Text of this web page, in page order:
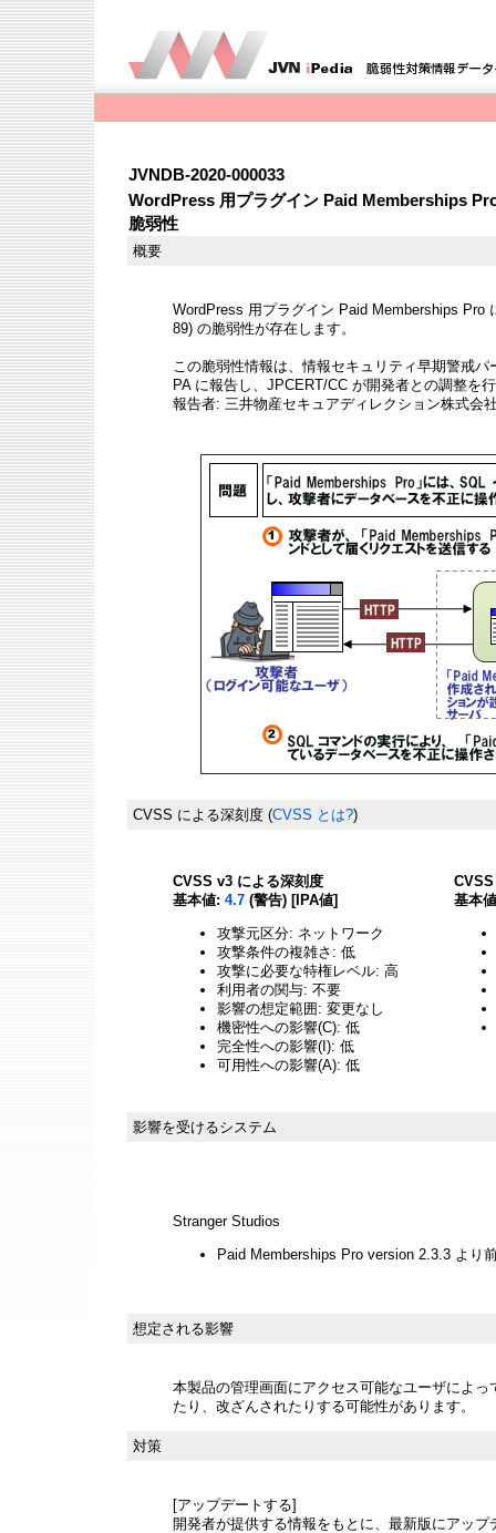
JVNDB-2020-000033
WordPress 用プラグイン Paid Memberships
脆弱性
概要
WordPress 用プラグイン Paid Memberships Pro
89) の脆弱性が存在します。
この脆弱性情報は、情報セキュリティ早期警戒
PA に報告し、JPCERT/CC が開発者との調整を
報告者: 三井物産セキュアディレクション株式会
CVSS による深刻度 (CVSS とは?)
CVSS v3 による深刻度
基本値: 4.7 (警告) [IPA値]
攻撃元区分: ネットワーク
攻撃条件の複雑さ: 低
攻撃に必要な特権レベル: 高
利用者の関与: 不要
影響の想定範囲: 変更なし
機密性への影響(C): 低
完全性への影響(I): 低
可用性への影響(A): 低
基本
影響を受けるシステム
Stranger Studios
Paid Memberships Pro version 2.3.3 より
想定される影響
本製品の管理画面にアクセス可能なユーザによ
たり、改ざんされたりする可能性があります。
対策
[アップデートする]
開発者が提供する情報をもとに、最新版にアップ